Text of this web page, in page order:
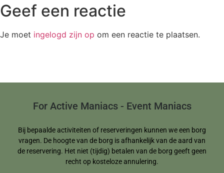
Geef een reactie
Je moet ingelogd zijn op om een reactie te plaatsen.
For Active Maniacs - Event Maniacs
Bij bepaalde activiteiten of reserveringen kunnen we een borg
vragen. De hoogte van de borg is afhankelijk van de aard van
de reservering. Het niet (tijdig) betalen van de borg geeft geen
recht op kosteloze annulering.